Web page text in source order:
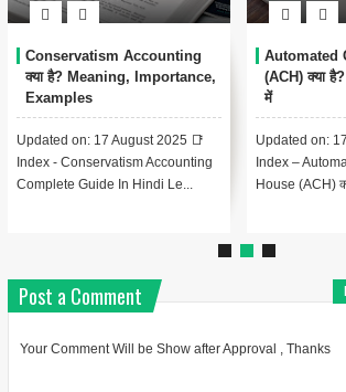
Conservatism Accounting
क्या है? Meaning, Importance,
Examples
Updated on: 17 August 2025 📑
Index - Conservatism Accounting
Complete Guide In Hindi Le...
Automated
(ACH) क्या है?
में
Updated on:
Index –
House (ACH)
Post a Comment
Your Comment Will be Show after Approval , Thanks